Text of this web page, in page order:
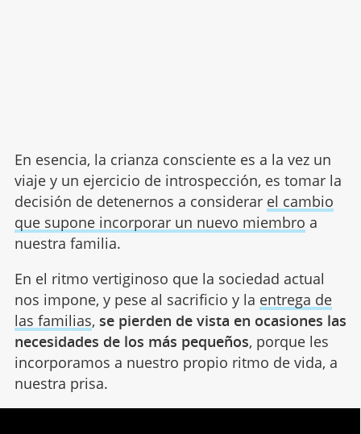
En esencia, la crianza consciente es a la vez un
viaje y un ejercicio de introspección, es tomar la
decisión de detenernos a considerar el cambio
que supone incorporar un nuevo miembro a
nuestra familia.
En el ritmo vertiginoso que la sociedad actual
nos impone, y pese al sacrificio y la entrega de
las familias, se pierden de vista en ocasiones las
necesidades de los más pequeños, porque les
incorporamos a nuestro propio ritmo de vida, a
nuestra prisa.